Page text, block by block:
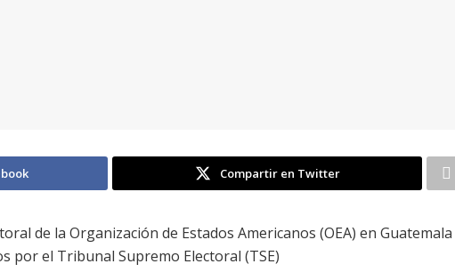
Compartir en Twitter
de la Organización de Estados Americanos (OEA) en Guatemala
por el Tribunal Supremo Electoral (TSE)